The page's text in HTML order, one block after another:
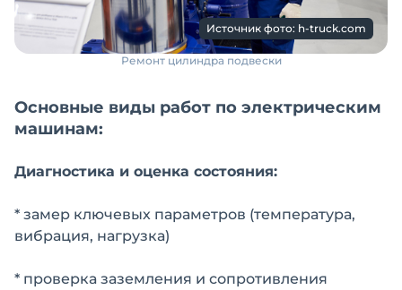
Источник фото: h-truck.com
Ремонт цилиндра подвески
Основные виды работ по электрическим
машинам:
Диагностика и оценка состояния:
* замер ключевых параметров (температура,
вибрация, нагрузка)
* проверка заземления и сопротивления